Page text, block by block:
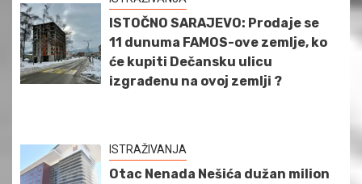
ISTOČNO SARAJEVO: Prodaje se
11 dunuma FAMOS-ove zemlje, ko
će kupiti Dečansku ulicu
izgrađenu na ovoj zemlji ?
ISTRAŽIVANJA
Otac Nenada Nešića dužan milion